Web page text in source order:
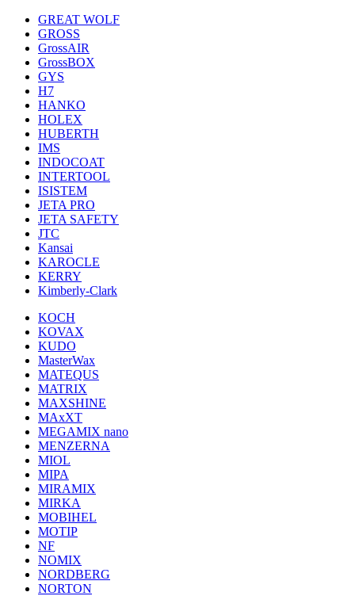
GREAT WOLF
GROSS
GrossAIR
GrossBOX
GYS
H7
HANKO
HOLEX
HUBERTH
IMS
INDOCOAT
INTERTOOL
ISISTEM
JETA PRO
JETA SAFETY
JTC
Kansai
KAROCLE
KERRY
Kimberly-Clark
KOCH
KOVAX
KUDO
MasterWax
MATEQUS
MATRIX
MAXSHINE
MAxXT
MEGAMIX nano
MENZERNA
MIOL
MIPA
MIRAMIX
MIRKA
MOBIHEL
MOTIP
NF
NOMIX
NORDBERG
NORTON